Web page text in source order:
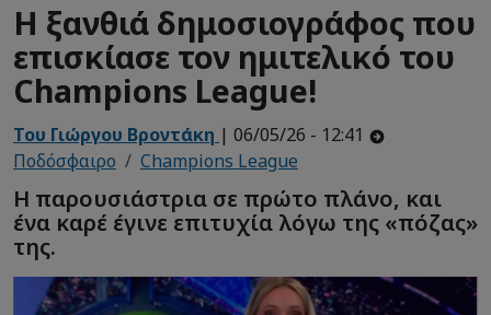
H ξανθιά δημοσιογράφος που
επισκίασε τον ημιτελικό του
Champions League!
Του Γιώργου Βροντάκη | 06/05/26 - 12:41
Ποδόσφαιρο
Champions League
Η παρουσιάστρια σε πρώτο πλάνο, και
ένα καρέ έγινε επιτυχία λόγω της «πόζας»
της.